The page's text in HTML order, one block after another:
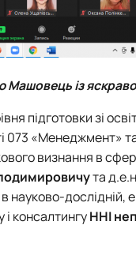
Машовець із
підготовки зі
«Менеджмент»
визнання в
та
науково-дослідній,
консалтингуННІ